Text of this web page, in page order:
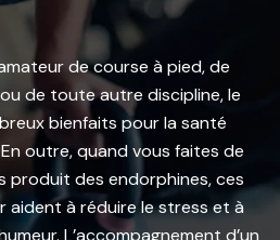
de course à pied, de
de toute autre discipline, le
bienfaits pour la santé
outre, quand vous faites de
produit des endorphines, ces
aident à réduire le stress et à
L’accompagnement d’un